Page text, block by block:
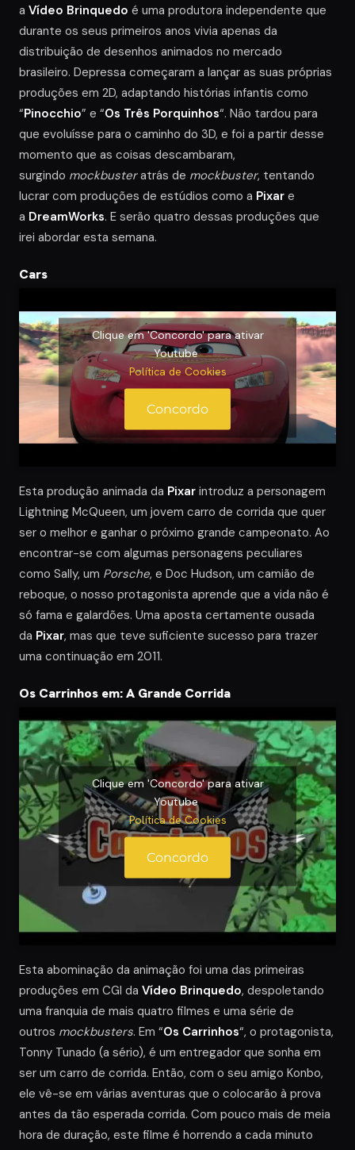
a Vídeo Brinquedo é uma produtora independente que
durante os seus primeiros anos vivia apenas da
distribuição de desenhos animados no mercado
brasileiro. Depressa começaram a lançar as suas próprias
produções em 2D, adaptando histórias infantis como
“Pinocchio” e “Os Três Porquinhos“. Não tardou para
que evoluísse para o caminho do 3D, e foi a partir desse
momento que as coisas descambaram,
surgindo mockbusteratrás de mockbuster, tentando
lucrar com produções de estúdios como a Pixar e
a DreamWorks. E serão quatro dessas produções que
irei abordar esta semana.
Cars
Clique em 'Concordo' para ativar
Youtube
Política de Cookies
Concordo
Esta produção animada da Pixar introduz a personagem
Lightning McQueen, um jovem carro de corrida que quer
ser o melhor e ganhar o próximo grande campeonato. Ao
encontrar-se com algumas personagens peculiares
como Sally, um Porsche, e Doc Hudson, um camião de
reboque, o nosso protagonista aprende que a vida não é
só fama e galardões. Uma aposta certamente ousada
da Pixar, mas que teve suficiente sucesso para trazer
uma continuação em 2011.
Os Carrinhos em: A Grande Corrida
Clique em 'Concordo' para ativar
Youtube
Política de Cookies
Concordo
Esta abominação da animação foi uma das primeiras
produções em CGI da Vídeo Brinquedo, despoletando
uma franquia de mais quatro filmes e uma série de
outros mockbusters. Em “Os Carrinhos“, o protagonista,
Tonny Tunado (a sério), é um entregador que sonha em
ser um carro de corrida. Então, com o seu amigo Konbo,
ele vê-se em várias aventuras que o colocarão à prova
antes da tão esperada corrida. Com pouco mais de meia
hora de duração, este filme é horrendo a cada minuto